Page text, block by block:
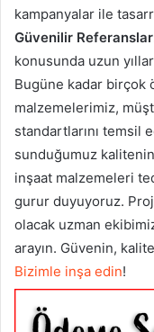
kampanyalar ile
Güvenilir
konusunda uzun
Bugüne kadar birçok
malzemelerimiz,
standartlarını temsil
sunduğumuz
inşaat malzemeleri
gurur duyuyoruz.
olacak uzman
arayın. Güvenin,
Bizimle inşa edin!